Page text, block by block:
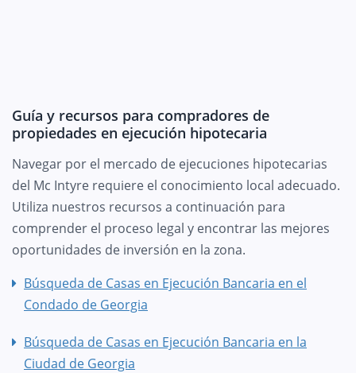
Guía y recursos para compradores de
propiedades en ejecución hipotecaria
Navegar por el mercado de ejecuciones hipotecarias
del Mc Intyre requiere el conocimiento local adecuado.
Utiliza nuestros recursos a continuación para
comprender el proceso legal y encontrar las mejores
oportunidades de inversión en la zona.
Búsqueda de Casas en Ejecución Bancaria en el
Condado de Georgia
Búsqueda de Casas en Ejecución Bancaria en la
Ciudad de Georgia